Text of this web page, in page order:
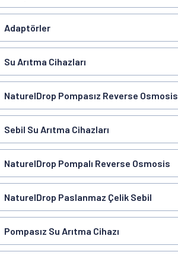
Adaptörler
Su Arıtma Cihazları
NaturelDrop Pompasız Reverse Osmosis
Sebil Su Arıtma Cihazları
NaturelDrop Pompalı Reverse Osmosis
NaturelDrop Paslanmaz Çelik Sebil
Pompasız Su Arıtma Cihazı